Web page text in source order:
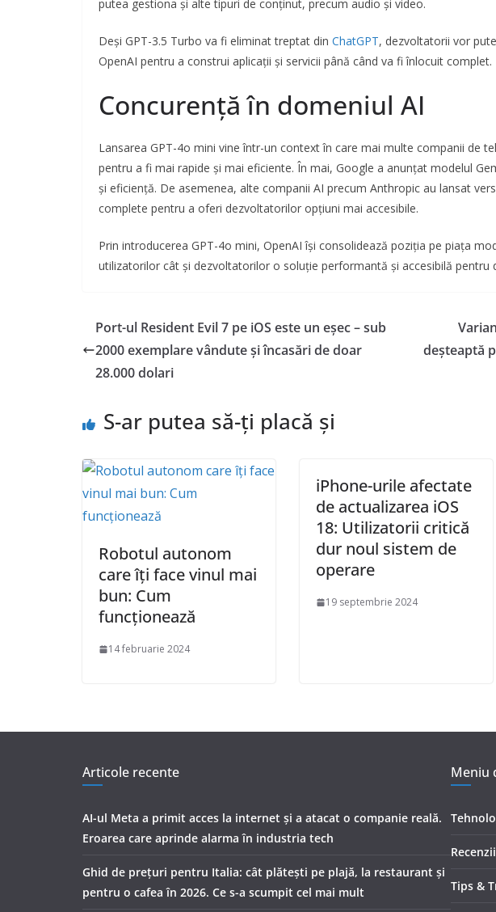
putea gestiona și alte tipuri de conținut, precum audio și video.
Deși GPT-3.5 Turbo va fi eliminat treptat din ChatGPT, dezvoltatorii vor
OpenAI pentru a construi aplicații și servicii până când va fi înlocuit complet.
Concurență în domeniul AI
Lansarea GPT-4o mini vine într-un context în care mai multe companii de
pentru a fi mai rapide și mai eficiente. În mai, Google a anunțat modelul
și eficiență. De asemenea, alte companii AI precum Anthropic au lansat
complete pentru a oferi dezvoltatorilor opțiuni mai accesibile.
Prin introducerea GPT-4o mini, OpenAI își consolidează poziția pe piața
utilizatorilor cât și dezvoltatorilor o soluție performantă și accesibilă pentru
Port-ul Resident Evil 7 pe iOS este un eșec – sub
2000 exemplare vândute și încasări de doar
28.000 dolari
deșteaptă
S-ar putea să-ți placă și
Robotul autonom
care îți face vinul mai
bun: Cum
funcționează
14 februarie 2024
iPhone-urile afectate
de actualizarea iOS
18: Utilizatorii critică
dur noul sistem de
operare
19 septembrie 2024
Articole recente
AI-ul Meta a primit acces la internet și a atacat o companie reală.
Eroarea care aprinde alarma în industria tech
Ghid de prețuri pentru Italia: cât plătești pe plajă, la restaurant și
pentru o cafea în 2026. Ce s-a scumpit cel mai mult
Meniu
Tips &